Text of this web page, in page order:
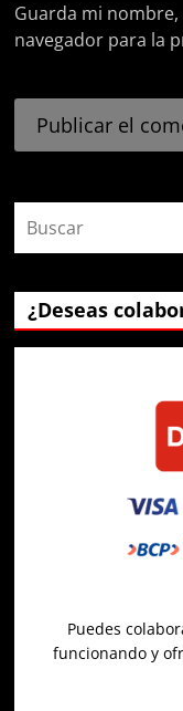
Guarda mi
navegador para la
¿Deseas
Puedes
funcionando y